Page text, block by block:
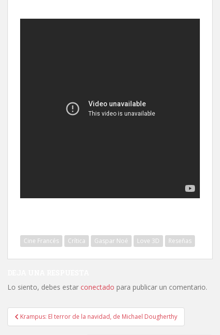
Cine Francés Crítica Gaspar Noé Love 3D Reseñas
Lo siento, debes estar conectado para publicar un comentario.
Navegación
de
Krampus: El terror de la navidad, de Michael Dougherthy